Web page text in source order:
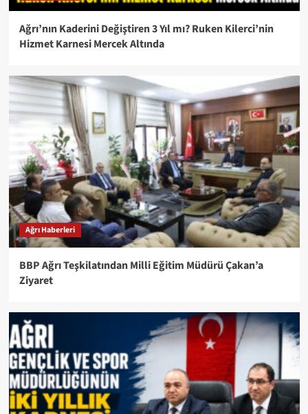
Ağrı’nın Kaderini Değiştiren 3 Yıl mı? Ruken Kilerci’nin
Hizmet Karnesi Mercek Altında
Ağrı Haberleri
BBP Ağrı Teşkilatından Milli Eğitim Müdürü Çakan’a
Ziyaret